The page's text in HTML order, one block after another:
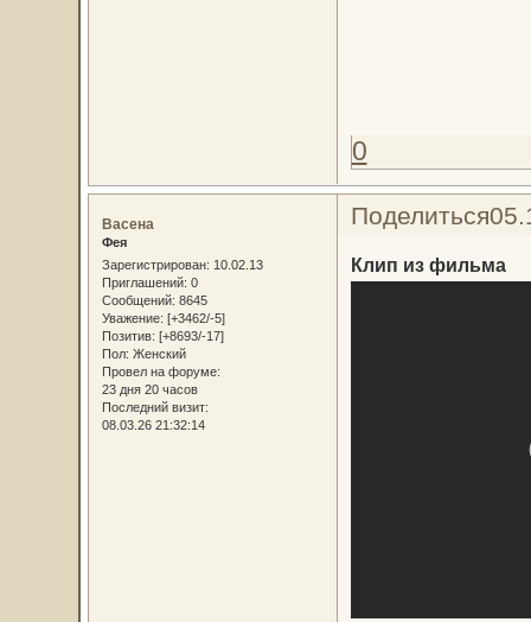
0
Поделиться
Васена
Фея
Зарегистрирован: 10.02.13
Приглашений: 0
Сообщений: 8645
Уважение: [+3462/-5]
Позитив: [+8693/-17]
Пол: Женский
Провел на форуме:
23 дня 20 часов
Последний визит:
08.03.26 21:32:14
Клип из фильма